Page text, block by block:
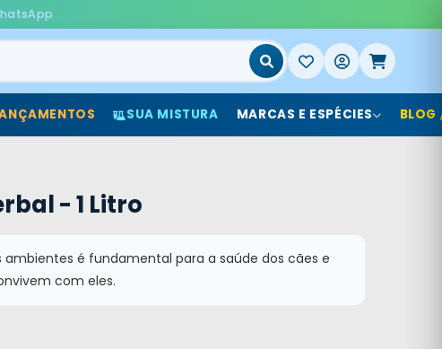
SUA MISTURA MARCAS E ESPÉCIES BLOG
- 1 Litro
é fundamental para a saúde dos cães e
com eles.